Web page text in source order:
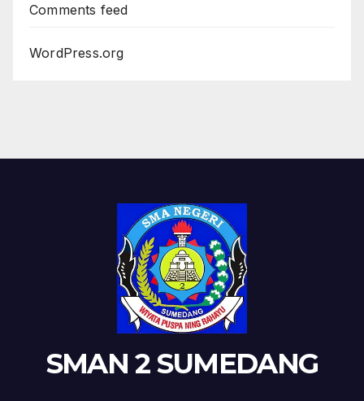
Comments feed
WordPress.org
SMAN 2 SUMEDANG